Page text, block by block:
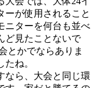
ーが使用されること
ニターを何台も並べ
ど見たことないで
とかでならありま
ね。
ら、大会と同じ環